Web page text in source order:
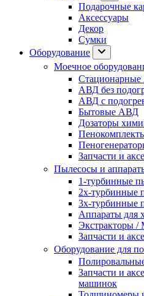
Подарочные
Аксессуары
Декор
Сумки
Оборудование
Моечное
АВД без
АВД с
Бытовые АВД
Дозаторы
Запчасти и
Пылесосы и
1-турбинные
2х-турбинные
3х-турбинные
Аппараты для
Экстракторы
Запчасти и
Оборудование для
Запчасти и
машинок